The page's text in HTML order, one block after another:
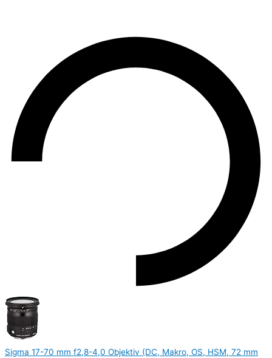
Sigma 17-70 mm f2,8-4,0 Objektiv (DC, Makro, OS, HSM, 72 mm